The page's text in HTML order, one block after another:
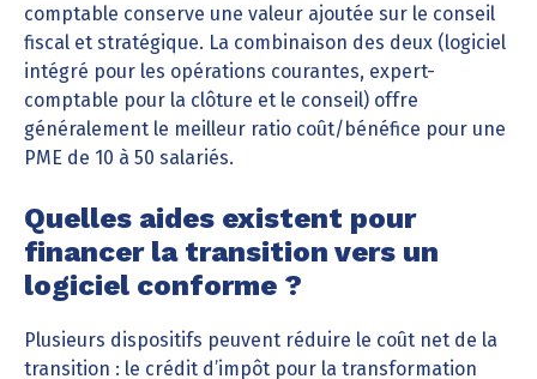
comptable conserve une valeur ajoutée sur le conseil
fiscal et stratégique. La combinaison des deux (logiciel
intégré pour les opérations courantes, expert-
comptable pour la clôture et le conseil) offre
généralement le meilleur ratio coût/bénéfice pour une
PME de 10 à 50 salariés.
Quelles aides existent pour
financer la transition vers un
logiciel conforme ?
Plusieurs dispositifs peuvent réduire le coût net de la
transition : le crédit d’impôt pour la transformation